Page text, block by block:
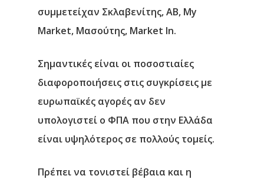
συμμετείχαν Σκλαβενίτης, ΑΒ, My
Market, Μασούτης, Market In.
Σημαντικές είναι οι ποσοστιαίες
διαφοροποιήσεις στις συγκρίσεις με
ευρωπαϊκές αγορές αν δεν
υπολογιστεί ο ΦΠΑ που στην Ελλάδα
είναι υψηλότερος σε πολλούς τομείς.
Πρέπει να τονιστεί βέβαια και η